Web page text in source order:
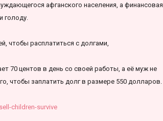
афганского населения, а финансовая
голоду.
чтобы расплатиться с долгами,
70 центов в день со своей работы, а её муж не
чтобы заплатить долг в размере 550 долларов.
children-survive